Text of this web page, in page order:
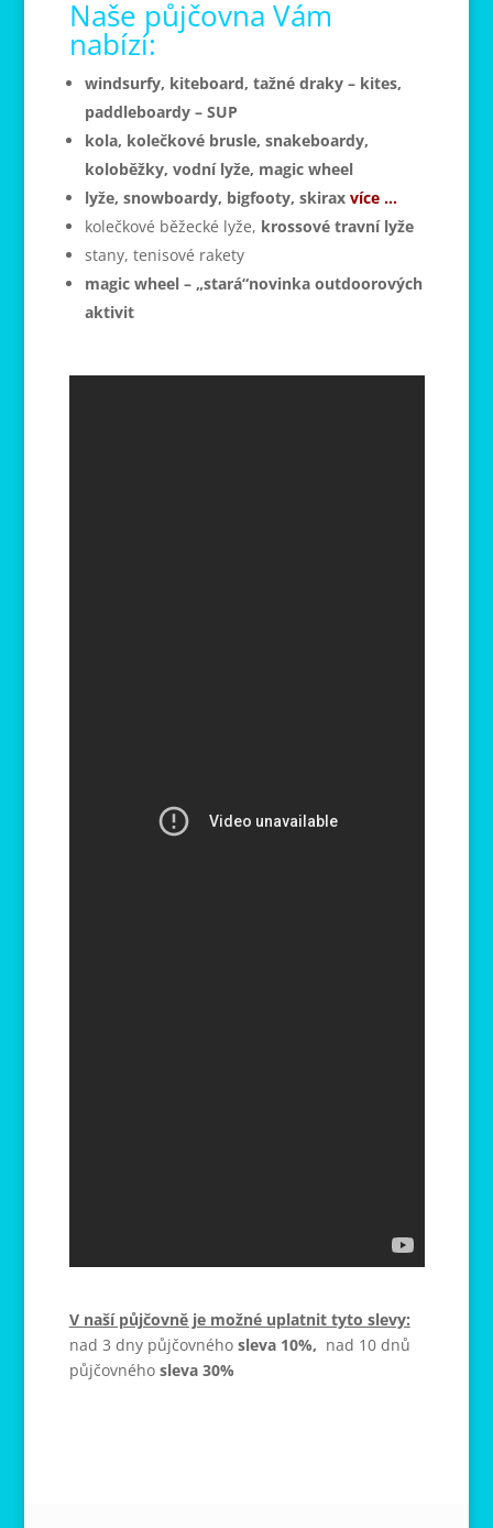
Naše půjčovna Vám
nabízí:
windsurfy, kiteboard, tažné draky – kites,
paddleboardy – SUP
kola, kolečkové brusle, snakeboardy,
koloběžky, vodní lyže, magic wheel
lyže, snowboardy, bigfooty, skirax více …
kolečkové běžecké lyže, krossové travní lyže
stany, tenisové rakety
magic wheel – „stará“novinka outdoorových
aktivit
V naší půjčovně je možné uplatnit tyto slevy:
nad 3 dny půjčovného sleva 10%, nad 10 dnů
půjčovného sleva 30%